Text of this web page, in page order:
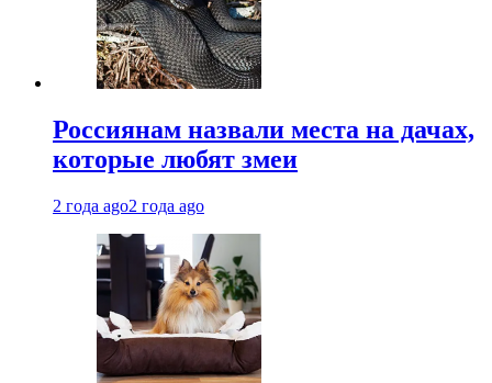
Россиянам назвали места на дачах,
которые любят змеи
2 года ago2 года ago